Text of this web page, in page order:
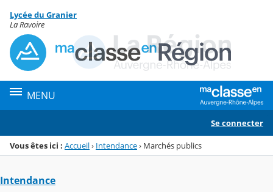
Menu de la rubrique
Contenu
Lycée du Granier
La Ravoire
MENU
Se connecter
Vous êtes ici : Accueil› Intendance› Marchés publics
Intendance